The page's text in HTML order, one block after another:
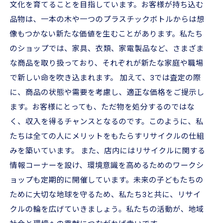
文化を育てることを目指しています。お客様が持ち込む
品物は、一本の木や一つのプラスチックボトルからは想
像もつかない新たな価値を生むことがあります。私たち
のショップでは、家具、衣類、家電製品など、さまざま
な商品を取り扱っており、それぞれが新たな家庭や職場
で新しい命を吹き込まれます。 加えて、3では査定の際
に、商品の状態や需要を考慮し、適正な価格をご提示し
ます。お客様にとっても、ただ物を処分するのではな
く、収入を得るチャンスとなるのです。このように、私
たちは全ての人にメリットをもたらすリサイクルの仕組
みを築いています。 また、店内にはリサイクルに関する
情報コーナーを設け、環境意識を高めるためのワークシ
ョップも定期的に開催しています。未来の子どもたちの
ために大切な地球を守るため、私たち3と共に、リサイ
クルの輪を広げていきましょう。私たちの活動が、地域